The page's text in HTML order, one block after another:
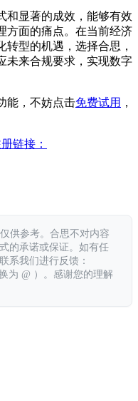
和显著的成效，能够有效
方面的痛点。在当前经济
型的机遇，选择合思，
未来合规要求，实现数字
能，不妨点击免费试用 ，
链接：
供参考。合思不对内容
的承诺或保证。如有任
系我们进行反馈：
为 @ ）。感谢您的理解